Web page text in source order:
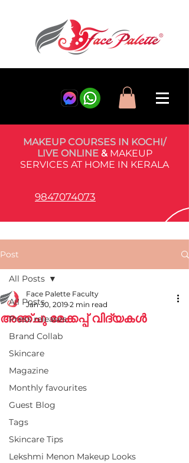
MAKEUP COURSES IN KOCHI/
LIVE ONLINE& MAKEUP
SERVICES AT HOME IN KERALA
9847074073
Post
All Posts
Press releases
Brand Collab
Skincare
Magazine
Monthly favourites
Guest Blog
Tags
Skincare Tips
Lekshmi Menon Makeup Looks
All Posts
അഞ്ചു മേക്കപ്പ് വിദ്യകൾ
Face Palette Faculty
Jan 30, 2019 2 min read